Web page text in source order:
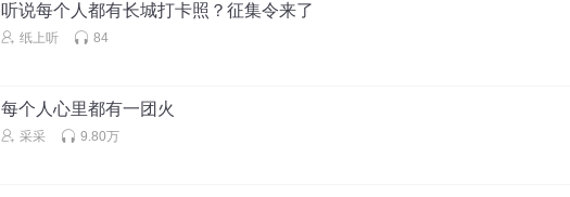
听说每个人都有长城打卡照？征集令来了
纸上听 84
每个人心里都有一团火
采采 9.80万